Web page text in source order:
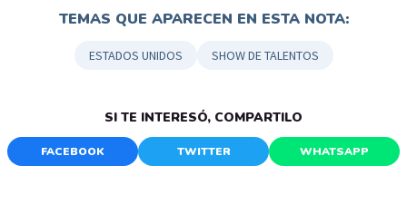
TEMAS QUE APARECEN EN ESTA NOTA:
ESTADOS UNIDOS SHOW DE TALENTOS
SI TE INTERESÓ, COMPARTILO
FACEBOOK TWITTER WHATSAPP